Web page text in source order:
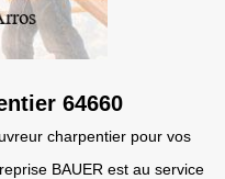
64660
charpentier pour vos
BAUER est au service